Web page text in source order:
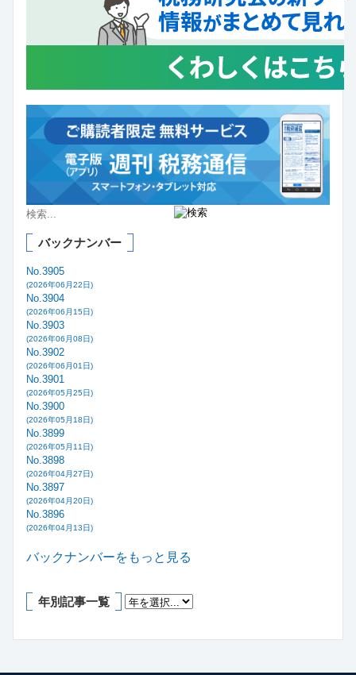
バックナンバー
No.3905
(2026年06月22日)
No.3904
(2026年06月15日)
No.3903
(2026年06月08日)
No.3902
(2026年06月01日)
No.3901
(2026年05月25日)
No.3900
(2026年05月18日)
No.3899
(2026年05月11日)
No.3898
(2026年04月27日)
No.3897
(2026年04月20日)
No.3896
(2026年04月13日)
バックナンバーをもっと見る
年別記事一覧